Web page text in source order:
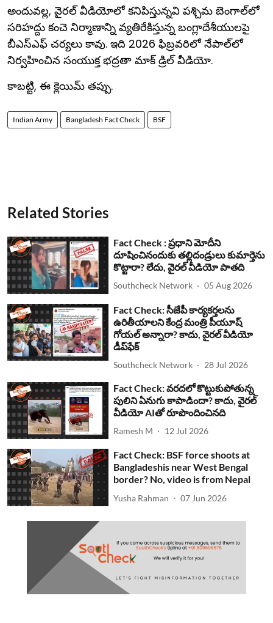
అందువల్ల, వైరల్ వీడియోలో కనిపిస్తున్నవి పశ్చిమ బెంగాల్‌లో
సరిహద్దు కంచె నిర్మాణాన్ని వ్యతిరేకిస్తున్న బంగ్లాదేశీయులపై
బీఎస్‌ఎఫ్ చర్యలు కావు. ఇది 2026 ఫిబ్రవరిలో నేపాల్‌లో
నిర్వహించిన సంయుక్త భద్రతా మాక్ డ్రిల్ వీడియో.
కాబట్టి, ఈ క్లెయిమ్ తప్పు.
Indian Army Bangladesh Fact Check BSF
Related Stories
Fact Check : ప్రధాని మోదీని
దూషించినందుకు తల్లిదండ్రులు కుమార్తెను
కొట్టారా? లేదు, వైరల్ వీడియో పాతది
Southcheck Network 05 Aug 2026
Fact Check: సీజేపీ కార్యకర్తలను
ఉరితీయాలని కేంద్ర మంత్రి పీయూష్
గోయల్ అన్నారా? కాదు, వైరల్ వీడియో
డీప్‌ఫేక్
Southcheck Network 28 Jul 2026
Fact Check: వరదలో కొట్టుకుపోతున్న
పులిని ఏనుగు కాపాడిందా? కాదు, వైరల్
వీడియో AIతో రూపొందించినది
Ramesh M 12 Jul 2026
Fact Check: BSF force shoots at
Bangladeshis near West Bengal
border? No, video is from Nepal
Yusha Rahman 07 Jun 2026